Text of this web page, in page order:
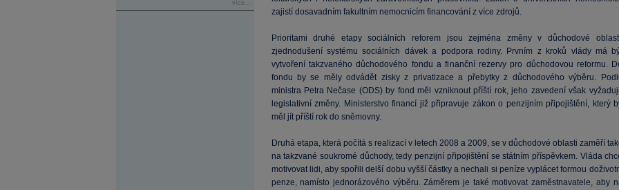
více...
zajistí dosavadním fakultním nemocnicím financování z více zdrojů.
Prioritami druhé etapy sociálních reforem jsou zejména změny v důchodové
zjednodušení systému sociálních dávek a podpora rodiny. Prvním z kroků vlády má
vytvoření takzvaného důchodového fondu a finanční rezervy pro důchodovou reformu.
fondu by se měly odvádět zisky z privatizace a přebytky z důchodového výběru.
ministra Petra Nečase (ODS) by fond měl vzniknout příští rok, jeho zavedení však
legislativní změny. Ministerstvo financí již připravuje zákon o penzijním připojištění, který
měl jít příští rok do sněmovny.
Druhá etapa, která počítá s realizací v letech 2008 a 2009, se v důchodové oblasti zaměří
na takzvané soukromé důchody, tedy penzijní připojištění se státním příspěvkem. Vláda
motivovat lidi, aby spořili delší dobu vyšší částky a nechali si peníze vyplácet formou
penze, namísto jednorázového výběru. Záměrem je také motivovat zaměstnavatele, aby